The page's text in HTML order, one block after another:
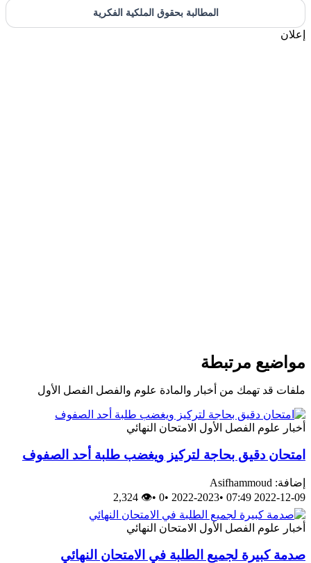
المطالبة بحقوق الملكية الفكرية
إعلان
مواضيع مرتبطة
ملفات قد تهمك من أخبار والمادة علوم والفصل الفصل الأول
أخبار علوم الفصل الأول الامتحان النهائي
امتحان دقيق بحاجة لتركيز ويغضب طلبة أحد الصفوف
إضافة: Asifhammoud
2022-12-09 07:49
•
2022-2023
•
0
•
👁 2,324
أخبار علوم الفصل الأول الامتحان النهائي
صدمة كبيرة لجميع الطلبة في الامتحان النهائي